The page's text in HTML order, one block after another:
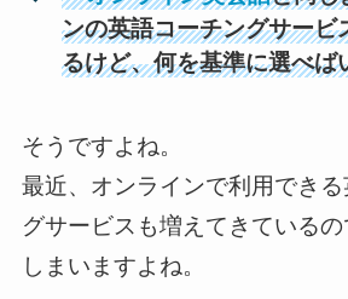
ンの英語コーチングサービ
るけど、何を基準に選べば
そうですよね。
最近、オンラインで利用でき
グサービスも増えてきている
しまいますよね。